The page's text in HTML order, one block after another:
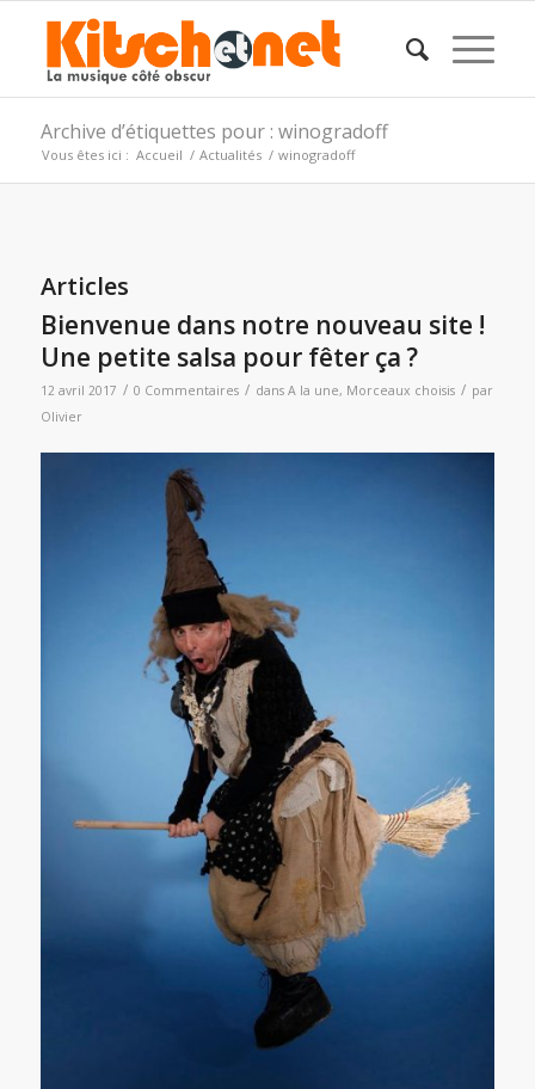
Archive d’étiquettes pour : winogradoff
Vous êtes ici : Accueil / Actualités / winogradoff
Articles
Bienvenue dans notre nouveau site !
Une petite salsa pour fêter ça ?
12 avril 2017 / 0 Commentaires / dans A la une, Morceaux choisis / par
Olivier